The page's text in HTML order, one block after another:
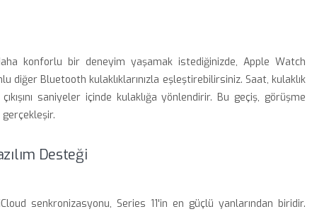
konforlu bir deneyim yaşamak istediğinizde, Apple Watch
diğer Bluetooth kulaklıklarınızla eşleştirebilirsiniz. Saat, kulaklık
saniyeler içinde kulaklığa yönlendirir. Bu geçiş, görüşme
Desteği
senkronizasyonu, Series 11'in en güçlü yanlarından biridir.